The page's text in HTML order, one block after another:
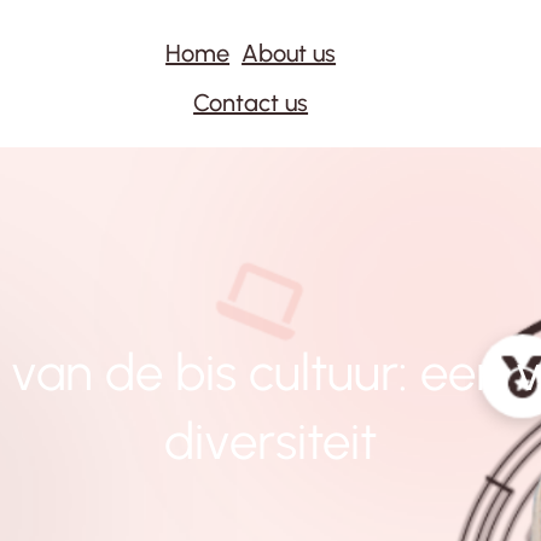
Home About us
Contact us
de bis cultuur: een
diversiteit